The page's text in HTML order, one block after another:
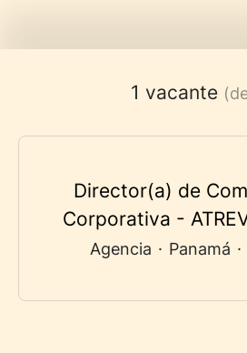
1 vacante
Director(a) de
Corporativa -
Agencia · Panamá ·